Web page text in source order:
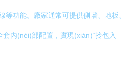
等功能。廠家通常可提供側墻、地板、
內(nèi)部配置，實現(xiàn)“拎包入